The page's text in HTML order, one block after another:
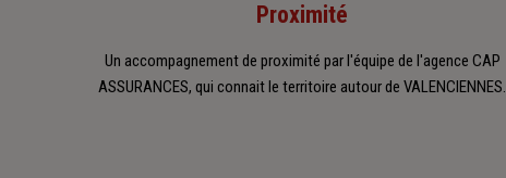
Proximité
Un accompagnement de proximité par l'équipe de l'agence CAP
ASSURANCES, qui connait le territoire autour de VALENCIENNES.